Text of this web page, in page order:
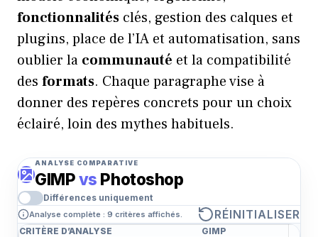
fonctionnalités clés, gestion des calques et
plugins, place de l’IA et automatisation, sans
oublier la communauté et la compatibilité
des formats. Chaque paragraphe vise à
donner des repères concrets pour un choix
éclairé, loin des mythes habituels.
ANALYSE COMPARATIVE
GIMPvs Photoshop
Différences uniquement
Analyse complète : 9 critères affichés. RÉINITIALISER
CRITÈRE D’ANALYSE GIMP